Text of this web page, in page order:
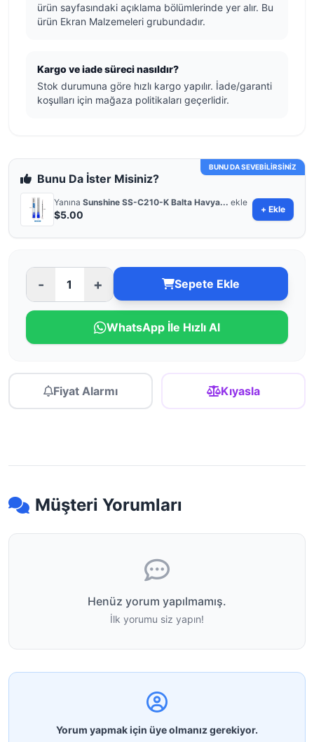
ürün sayfasındaki açıklama bölümlerinde yer alır. Bu
ürün Ekran Malzemeleri grubundadır.
Kargo ve iade süreci nasıldır?
Stok durumuna göre hızlı kargo yapılır. İade/garanti
koşulları için mağaza politikaları geçerlidir.
BUNU DA SEVEBİLİRSİNİZ
Bunu Da İster Misiniz?
Yanına Sunshine SS-C210-K Balta Havya... ekle
$5.00 + Ekle
- + Sepete Ekle
WhatsApp İle Hızlı Al
Fiyat Alarmı Kıyasla
Müşteri Yorumları
Henüz yorum yapılmamış.
İlk yorumu siz yapın!
Yorum yapmak için üye olmanız gerekiyor.